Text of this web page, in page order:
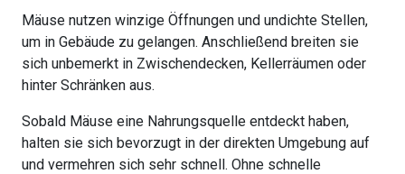
Mäuse nutzen winzige Öffnungen und undichte Stellen,
um in Gebäude zu gelangen. Anschließend breiten sie
sich unbemerkt in Zwischendecken, Kellerräumen oder
hinter Schränken aus.
Sobald Mäuse eine Nahrungsquelle entdeckt haben,
halten sie sich bevorzugt in der direkten Umgebung auf
und vermehren sich sehr schnell. Ohne schnelle